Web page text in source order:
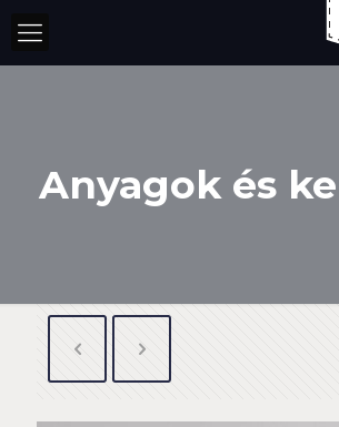
Anyagok és